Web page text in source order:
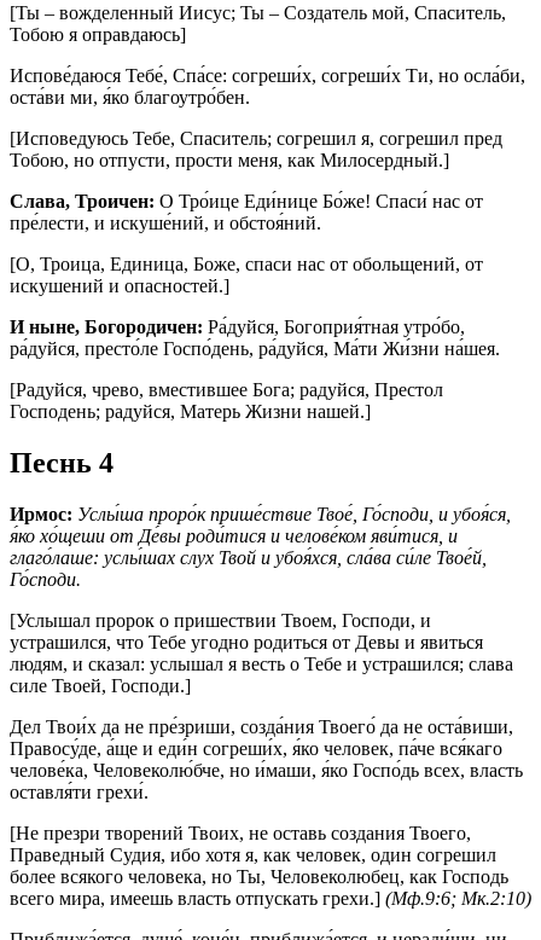
[Ты – вожделенный Иисус; Ты – Создатель мой, Спаситель,
Тобою я оправдаюсь]
Испове́даюся Тебе́, Спа́се: согреши́х, согреши́х Ти, но осла́би,
оста́ви ми, я́ко благоутро́бен.
[Исповедуюсь Тебе, Спаситель; согрешил я, согрешил пред
Тобою, но отпусти, прости меня, как Милосердный.]
Слава, Троичен: О Тро́ице Еди́нице Бо́же! Спаси́ нас от
пре́лести, и искуше́ний, и обстоя́ний.
[О, Троица, Единица, Боже, спаси нас от обольщений, от
искушений и опасностей.]
И ныне, Богородичен: Ра́дуйся, Богоприя́тная утро́бо,
ра́дуйся, престо́ле Госпо́день, ра́дуйся, Ма́ти Жи́зни на́шея.
[Радуйся, чрево, вместившее Бога; радуйся, Престол
Господень; радуйся, Матерь Жизни нашей.]
Песнь 4
Ирмос: Услы́ша проро́к прише́ствие Твое́, Го́споди, и убоя́ся,
я́ко хо́щеши от Де́вы роди́тися и челове́ком яви́тися, и
глаго́лаше: услы́шах слух Твой и убоя́хся, сла́ва си́ле Твое́й,
Го́споди.
[Услышал пророк о пришествии Твоем, Господи, и
устрашился, что Тебе угодно родиться от Девы и явиться
людям, и сказал: услышал я весть о Тебе и устрашился; слава
силе Твоей, Господи.]
Дел Твои́х да не пре́зриши, созда́ния Твоего́ да не оста́виши,
Правосу́де, а́ще и еди́н согреши́х, я́ко человек, па́че вся́каго
челове́ка, Человеколю́бче, но и́маши, я́ко Госпо́дь всех, власть
оставля́ти грехи́.
[Не презри творений Твоих, не оставь создания Твоего,
Праведный Судия, ибо хотя я, как человек, один согрешил
более всякого человека, но Ты, Человеколюбец, как Господь
всего мира, имеешь власть отпускать грехи.] (Мф.9:6; Мк.2:10)